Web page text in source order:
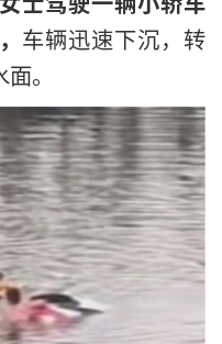
车辆迅速下沉，转
。